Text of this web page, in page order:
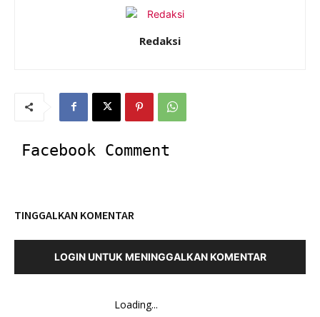
Redaksi
Facebook Comment
TINGGALKAN KOMENTAR
LOGIN UNTUK MENINGGALKAN KOMENTAR
Loading...